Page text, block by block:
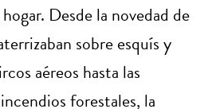
Desde la novedad de
sobre esquís y
aéreos hasta las
forestales, la